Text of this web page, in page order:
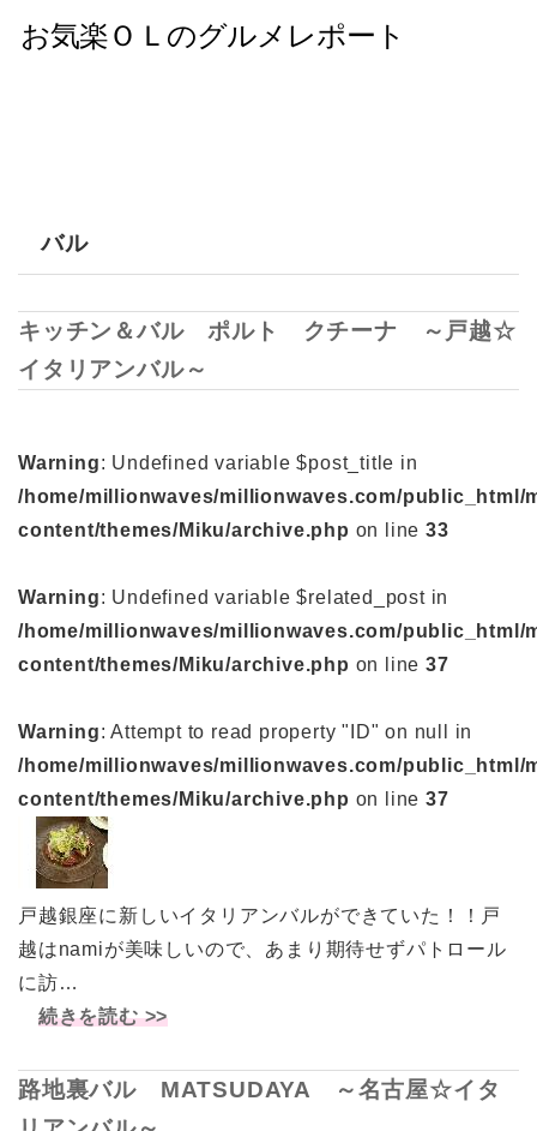
バル
キッチン＆バル ポルト クチーナ ～戸越☆
イタリアンバル～
Warning: Undefined variable $post_title in
/home/millionwaves/millionwaves.com/public_html/
content/themes/Miku/archive.php on line33
Warning: Undefined variable $related_post in
/home/millionwaves/millionwaves.com/public_html/
content/themes/Miku/archive.php on line37
Warning: Attempt to read property "ID" on null in
/home/millionwaves/millionwaves.com/public_html/
content/themes/Miku/archive.php on line37
戸越銀座に新しいイタリアンバルができていた！！戸
越はnamiが美味しいので、あまり期待せずパトロール
に訪…
続きを読む >>
路地裏バル MATSUDAYA ～名古屋☆イタ